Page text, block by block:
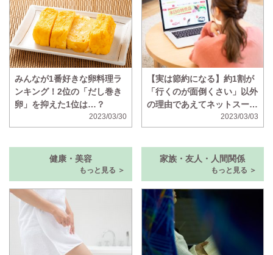
みんなが1番好きな卵料理ラ
ンキング！2位の「だし巻き
卵」を抑えた1位は…？
2023/03/30
【実は節約になる】約1割が
「行くのが面倒くさい」以外
の理由であえてネットスーパ
2023/03/03
健康・美容
もっと見る ＞
家族・友人・人間関係
もっと見る ＞